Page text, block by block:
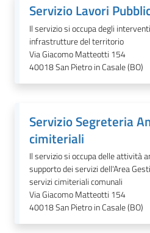
Servizio Lavori
Il servizio si occupa degli
infrastrutture del territorio
Via Giacomo Matteotti 154
40018San Pietro in Casale (BO)
Servizio Segreteria
cimiteriali
Il servizio si occupa delle attività
supporto dei servizi dell'Area
servizi cimiteriali comunali
Via Giacomo Matteotti 154
40018San Pietro in Casale (BO)